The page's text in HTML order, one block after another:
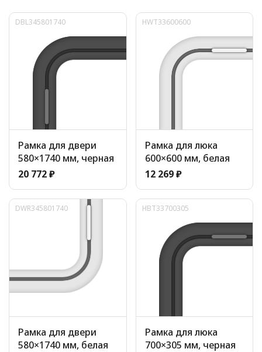
DBL345801740
Рамка для двери
580×1740 мм, черная
20 772 ₽
HWT33600600
Рамка для люка
600×600 мм, белая
12 269 ₽
DWR345801740
Рамка для двери
580×1740 мм, белая
HBT33700305
Рамка для люка
700×305 мм, черная